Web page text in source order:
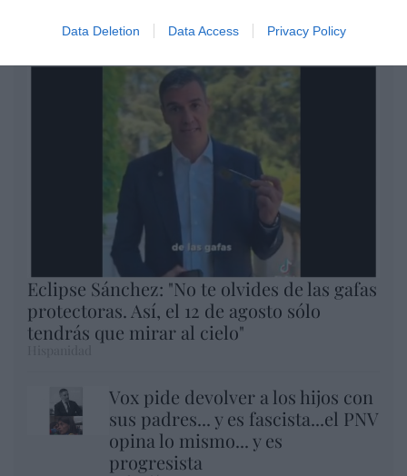
Data Deletion Data Access Privacy Policy
Argumentos
Eclipse Sánchez: "No te olvides de las gafas
protectoras. Así, el 12 de agosto sólo
tendrás que mirar al cielo"
Vox pide devolver a los hijos con
sus padres... y es fascista...el PNV
opina lo mismo... y es
progresista